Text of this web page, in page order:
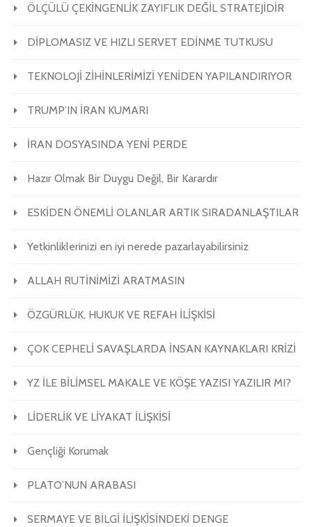
ÖLÇÜLÜ ÇEKİNGENLİK ZAYIFLIK DEĞİL STRATEJİDİR
DİPLOMASIZ VE HIZLI SERVET EDİNME TUTKUSU
TEKNOLOJİ ZİHİNLERİMİZİ YENİDEN YAPILANDIRIYOR
TRUMP’IN İRAN KUMARI
İRAN DOSYASINDA YENİ PERDE
Hazır Olmak Bir Duygu Değil, Bir Karardır
ESKİDEN ÖNEMLİ OLANLAR ARTIK SIRADANLAŞTILAR
Yetkinliklerinizi en iyi nerede pazarlayabilirsiniz
ALLAH RUTİNİMİZİ ARATMASIN
ÖZGÜRLÜK, HUKUK VE REFAH İLİŞKİSİ
ÇOK CEPHELİ SAVAŞLARDA İNSAN KAYNAKLARI KRİZİ
YZ İLE BİLİMSEL MAKALE VE KÖŞE YAZISI YAZILIR MI?
LİDERLİK VE LİYAKAT İLİŞKİSİ
Gençliği Korumak
PLATO’NUN ARABASI
SERMAYE VE BİLGİ İLİŞKİSİNDEKİ DENGE